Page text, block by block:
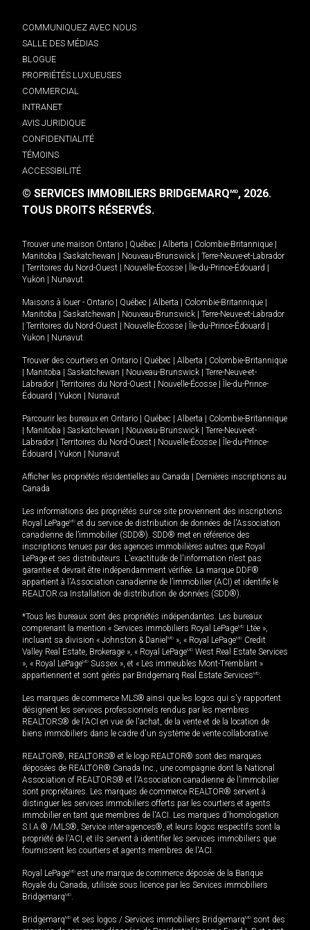
COMMUNIQUEZ AVEC NOUS
SALLE DES MÉDIAS
BLOGUE
PROPRIÉTÉS LUXUEUSES
COMMERCIAL
INTRANET
AVIS JURIDIQUE
CONFIDENTIALITÉ
TÉMOINS
ACCESSIBILITÉ
© SERVICES IMMOBILIERS BRIDGEMARQMD, 2026.
TOUS DROITS RÉSERVÉS.
Trouver une maison Ontario Québec Alberta Colombie-Britannique
Manitoba
Saskatchewan Nouveau-Brunswick
Terre-Neuve-et-Labrador
Territoires du Nord-Ouest Nouvelle-Écosse Île-du-Prince-Édouard
Yukon
Nunavut.
Maisons à louer - Ontario Québec Alberta Colombie-Britannique
Manitoba
Saskatchewan Nouveau-Brunswick
Terre-Neuve-et-Labrador
Territoires du Nord-Ouest Nouvelle-Écosse Île-du-Prince-Édouard
Yukon
Nunavut.
Trouver des courtiers en Ontario Québec Alberta
Colombie-Britannique
Manitoba Saskatchewan Nouveau-Brunswick
Terre-Neuve-et-
Labrador
Territoires du Nord-Ouest Nouvelle-Écosse
Île-du-Prince-
Édouard
Yukon Nunavut
Parcourir les bureaux en Ontario Québec Alberta
Colombie-Britannique
Manitoba Saskatchewan Nouveau-Brunswick
Terre-Neuve-et-
Labrador
Territoires du Nord-Ouest Nouvelle-Écosse
Île-du-Prince-
Édouard
Yukon Nunavut
Afficher les propriétés résidentielles au Canada
Dernières inscriptions au
Canada
Les informations des propriétés sur ce site proviennent des inscriptions
Royal LePageMD et du service de distribution de données de l'Association
canadienne de l’immobilier (SDD®). SDD® met en référence des
inscriptions tenues par des agences immobilières autres que Royal
LePage et ses distributeurs. L'exactitude de l'information n'est pas
garantie et devrait être indépendamment vérifiée. La marque DDF®
appartient à l'Association canadienne de l’immobilier (ACI) et identifie le
REALTOR.ca Installation de distribution de données (SDD®).
*Tous les bureaux sont des propriétés indépendantes. Les bureaux
comprenant la mention « Services immobiliers Royal LePageMD Ltée »,
incluant sa division « Johnston & Daniel MD », « Royal LePageMD Credit
Valley Real Estate, Brokerage », « Royal LePageMD West Real Estate Services
», « Royal LePageMD Sussex », et « Les immeubles Mont-Tremblant »
appartiennent et sont gérés par Bridgemarq Real Estate ServicesMD.
Les marques de commerce MLS® ainsi que les logos qui s'y rapportent
désignent les services professionnels rendus par les membres
REALTORS® de l'ACI en vue de l'achat, de la vente et de la location de
biens immobiliers dans le cadre d'un système de vente collaborative.
REALTOR®, REALTORS® et le logo REALTOR® sont des marques
déposées de REALTOR® Canada Inc., une compagnie dont la National
Association of REALTORS® et l'Association canadienne de l’immobilier
sont propriétaires. Les marques de commerce REALTOR® servent à
distinguer les services immobiliers offerts par les courtiers et agents
immobilier en tant que membres de l'ACI. Les marques d'homologation
S.I.A.® /MLS®, Service inter-agences®, et leurs logos respectifs sont la
propriété de l'ACI, et ils servent à identifier les services immobiliers que
fournissent les courtiers et agents membres de l'ACI.
Royal LePageMD est une marque de commerce déposée de la Banque
Royale du Canada, utilisée sous licence par les Services immobiliers
BridgemarqMD.
BridgemarqMD et ses logos / Services immobiliers BridgemarqMD sont des